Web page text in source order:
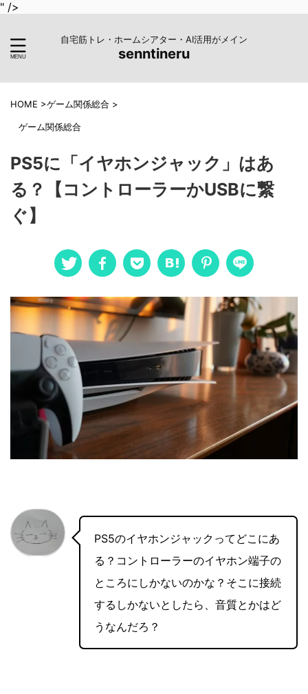
" />
自宅筋トレ・ホームシアター・AI活用がメイン
senntineru
HOME >ゲーム関係総合 >
ゲーム関係総合
PS5に「イヤホンジャック」はあ
る？【コントローラーかUSBに繋
ぐ】
PS5のイヤホンジャックってどこにあ
る？コントローラーのイヤホン端子の
ところにしかないのかな？そこに接続
するしかないとしたら、音質とかはど
うなんだろ？